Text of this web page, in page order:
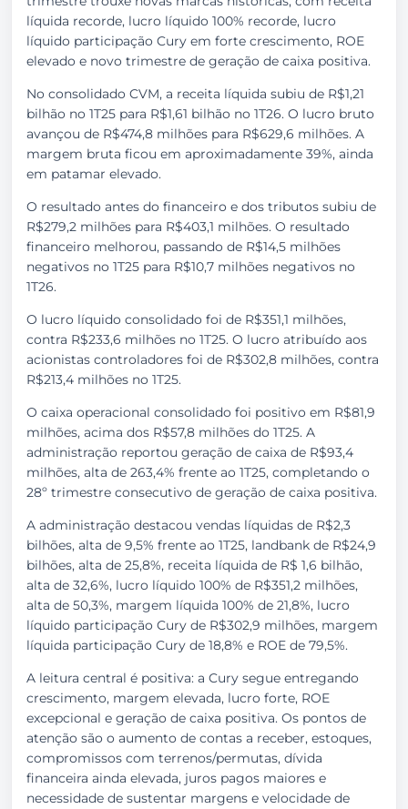
líquida recorde, lucro líquido 100% recorde, lucro
líquido participação Cury em forte crescimento, ROE
elevado e novo trimestre de geração de caixa positiva.
No consolidado CVM, a receita líquida subiu de R$1,21
bilhão no 1T25 para R$1,61 bilhão no 1T26. O lucro bruto
avançou de R$474,8 milhões para R$629,6 milhões. A
margem bruta ficou em aproximadamente 39%, ainda
em patamar elevado.
O resultado antes do financeiro e dos tributos subiu de
R$279,2 milhões para R$403,1 milhões. O resultado
financeiro melhorou, passando de R$14,5 milhões
negativos no 1T25 para R$10,7 milhões negativos no
1T26.
O lucro líquido consolidado foi de R$351,1 milhões,
contra R$233,6 milhões no 1T25. O lucro atribuído aos
acionistas controladores foi de R$302,8 milhões, contra
R$213,4 milhões no 1T25.
O caixa operacional consolidado foi positivo em R$81,9
milhões, acima dos R$57,8 milhões do 1T25. A
administração reportou geração de caixa de R$93,4
milhões, alta de 263,4% frente ao 1T25, completando o
28º trimestre consecutivo de geração de caixa positiva.
A administração destacou vendas líquidas de R$2,3
bilhões, alta de 9,5% frente ao 1T25, landbank de R$24,9
bilhões, alta de 25,8%, receita líquida de R$ 1,6 bilhão,
alta de 32,6%, lucro líquido 100% de R$351,2 milhões,
alta de 50,3%, margem líquida 100% de 21,8%, lucro
líquido participação Cury de R$302,9 milhões, margem
líquida participação Cury de 18,8% e ROE de 79,5%.
A leitura central é positiva: a Cury segue entregando
crescimento, margem elevada, lucro forte, ROE
excepcional e geração de caixa positiva. Os pontos de
atenção são o aumento de contas a receber, estoques,
compromissos com terrenos/permutas, dívida
financeira ainda elevada, juros pagos maiores e
necessidade de sustentar margens e velocidade de